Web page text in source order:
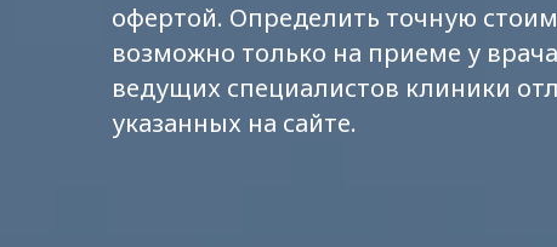
офертой. Определить точную
возможно только на приеме у
ведущих специалистов клиники
указанных на сайте.